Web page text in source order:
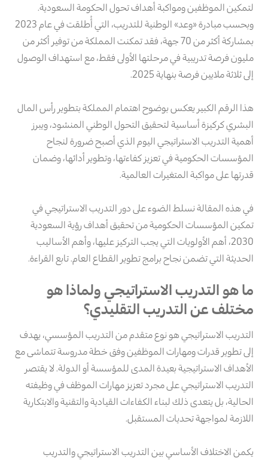
لتمكين الموظفين ومواكبة أهداف تحول الحكومة السعودية.
وبحسب مبادرة «وعد» الوطنية للتدريب، التي أُطلقت في عام 2023
بمشاركة أكثر من 70 جهة، فقد تمكنت المملكة من توفير أكثر من
مليون فرصة تدريبية في مرحلتها الأولى فقط، مع استهداف الوصول
إلى ثلاثة ملايين فرصة بنهاية 2025.
هذا الرقم الكبير يعكس بوضوح اهتمام المملكة بتطوير رأس المال
البشري كركيزة أساسية لتحقيق التحول الوطني المنشود، ويبرز
أهمية التدريب الاستراتيجي اليوم الذي أصبح ضرورة لنجاح
المؤسسات الحكومية في تعزيز كفاءتها، وتطوير أدائها، وضمان
قدرتها على مواكبة المتغيرات العالمية.
في هذه المقالة نسلط الضوء على دور التدريب الاستراتيجي في
تمكين المؤسسات الحكومية من تحقيق أهداف رؤية السعودية
2030، أهم الأولويات التي يجب التركيز عليها، وأهم الأساليب
الحديثة التي تضمن نجاح برامج تطوير القطاع العام. تابع القراءة.
ما هو التدريب الاستراتيجي ولماذا هو
مختلف عن التدريب التقليدي؟
التدريب الاستراتيجي هو نوع متقدم من التدريب المؤسسي، يهدف
إلى تطوير قدرات ومهارات الموظفين وفق خطة مدروسة تتماشى مع
الأهداف الاستراتيجية بعيدة المدى للمؤسسة أو الدولة. لا يقتصر
التدريب الاستراتيجي على مجرد تعزيز مهارات الموظف في وظيفته
الحالية، بل يتعدى ذلك لبناء الكفاءات القيادية والتقنية والابتكارية
اللازمة لمواجهة تحديات المستقبل.
يكمن الاختلاف الأساسي بين التدريب الاستراتيجي والتدريب